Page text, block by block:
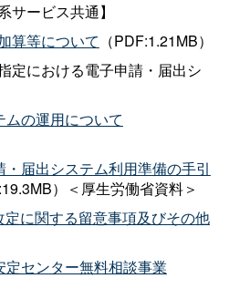
サービス共通】
算等について （PDF:1.21MB）
定における電子申請・届出シ
の運用について
・届出システム利用準備の手引
）＜厚生労働省資料＞
に関する留意事項及びその他
定センター無料相談事業